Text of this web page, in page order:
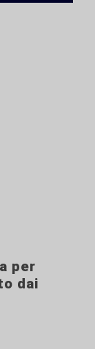
per
dai